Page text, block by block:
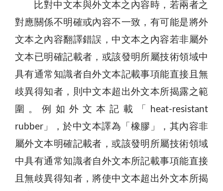
比對中文本與外文本之內容時，若兩者之
對應關係不明確或內容不一致，有可能是將外
文本之內容翻譯錯誤，中文本之內容若非屬外
文本已明確記載者，或該發明所屬技術領域中
具有通常知識者自外文本記載事項能直接且無
歧異得知者，則中文本超出外文本所揭露之範
圍。例如外文本記載「heat-resistant
rubber」，於中文本譯為「橡膠」，其內容非
屬外文本明確記載者，或該發明所屬技術領域
中具有通常知識者自外文本所記載事項能直接
且無歧異得知者，將使中文本超出外文本所揭